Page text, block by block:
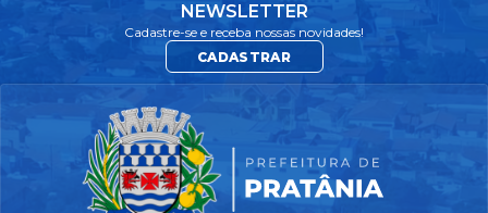
NEWSLETTER
Cadastre-se e receba nossas novidades!
CADASTRAR